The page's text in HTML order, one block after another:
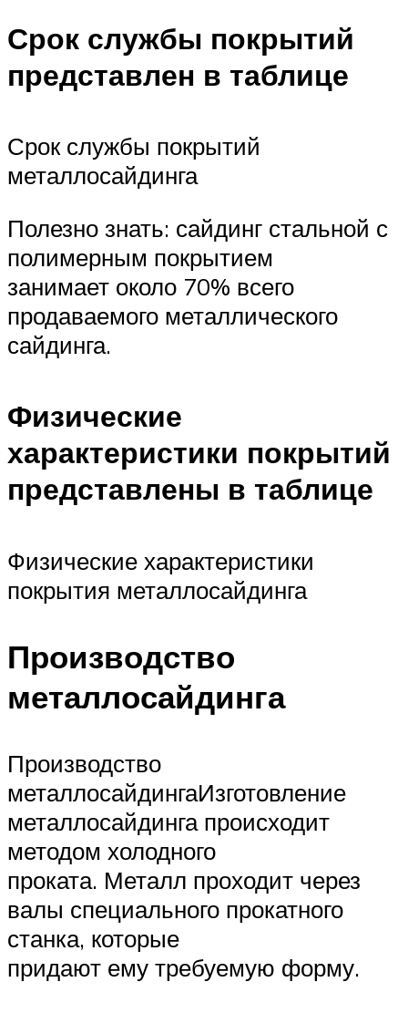
Срок службы покрытий
представлен в таблице
Срок службы покрытий
металлосайдинга
Полезно знать: сайдинг стальной с
полимерным покрытием
занимает около 70% всего
продаваемого металлического
сайдинга.
Физические
характеристики покрытий
представлены в таблице
Физические характеристики
покрытия металлосайдинга
Производство
металлосайдинга
Производство
металлосайдингаИзготовление
металлосайдинга происходит
методом холодного
проката. Металл проходит через
валы специального прокатного
станка, которые
придают ему требуемую форму.